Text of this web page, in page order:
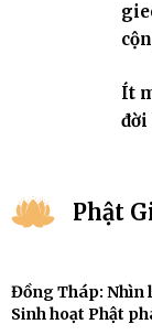
Ít
đời
Phật
Đồng Tháp: Nhìn
Sinh hoạt Phật